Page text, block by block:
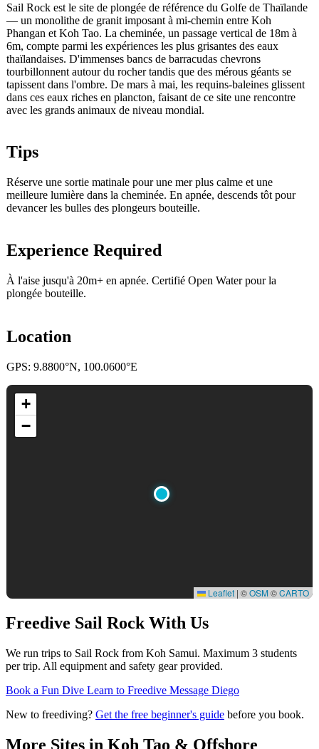
Sail Rock est le site de plongée de référence du Golfe de Thaïlande
— un monolithe de granit imposant à mi-chemin entre Koh
Phangan et Koh Tao. La cheminée, un passage vertical de 18m à
6m, compte parmi les expériences les plus grisantes des eaux
thaïlandaises. D'immenses bancs de barracudas chevrons
tourbillonnent autour du rocher tandis que des mérous géants se
tapissent dans l'ombre. De mars à mai, les requins-baleines glissent
dans ces eaux riches en plancton, faisant de ce site une rencontre
avec les grands animaux de niveau mondial.
Tips
Réserve une sortie matinale pour une mer plus calme et une
meilleure lumière dans la cheminée. En apnée, descends tôt pour
devancer les bulles des plongeurs bouteille.
Experience Required
À l'aise jusqu'à 20m+ en apnée. Certifié Open Water pour la
plongée bouteille.
Location
GPS: 9.8800°N, 100.0600°E
+
−
Leaflet | ©OSM©CARTO
Freedive Sail Rock With Us
We run trips to Sail Rock from Koh Samui. Maximum 3 students
per trip. All equipment and safety gear provided.
Book a Fun Dive Learn to Freedive Message Diego
New to freediving? Get the free beginner's guide before you book.
More Sites in Koh Tao & Offshore